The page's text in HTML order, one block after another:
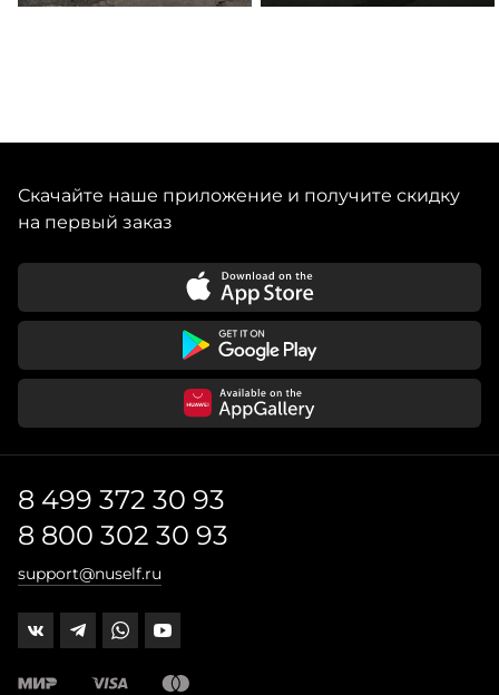
Скачайте наше приложение и получите скидку
на первый заказ
8 499 372 30 93
8 800 302 30 93
support@nuself.ru